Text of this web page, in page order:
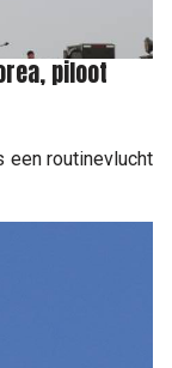
piloot
een routinevlucht